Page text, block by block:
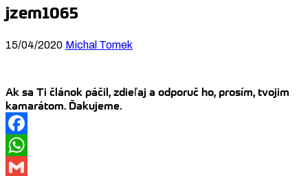
jzem1065
15/04/2020 Michal Tomek
Ak sa Ti článok páčil, zdieľaj a odporuč ho, prosím, tvojim
kamarátom. Ďakujeme.
Facebook
WhatsApp